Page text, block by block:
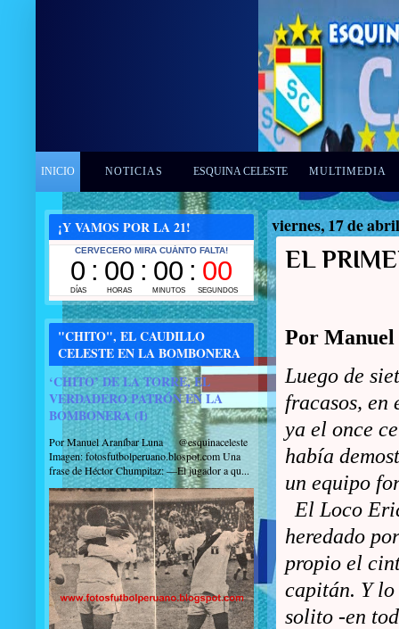
INICIO NOTICIAS ESQUINA CELESTE MULTIMEDIA
viernes, 17 de
EL
Por
Luego de
fracasos, en
ya el once
había
un equipo
El Loco
heredado
propio el
capitán. Y lo
solito -en
¡Y VAMOS POR LA 21!
"CHITO", EL CAUDILLO
CELESTE EN LA BOMBONERA
‘CHITO’ DE LA TORRE, EL
VERDADERO PATRÓN EN LA
BOMBONERA (I)
Por Manuel Araníbar Luna @esquinaceleste
Imagen: fotosfutbolperuano.blospot.com Una
frase de Héctor Chumpitaz: —El jugador a qu...